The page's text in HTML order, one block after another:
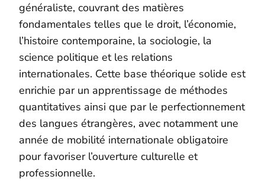
généraliste, couvrant des matières
fondamentales telles que le droit, l’économie,
l’histoire contemporaine, la sociologie, la
science politique et les relations
internationales. Cette base théorique solide est
enrichie par un apprentissage de méthodes
quantitatives ainsi que par le perfectionnement
des langues étrangères, avec notamment une
année de mobilité internationale obligatoire
pour favoriser l’ouverture culturelle et
professionnelle.